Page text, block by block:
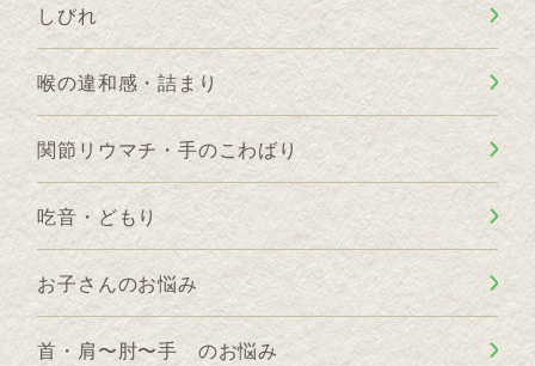
しびれ
喉の違和感・詰まり
関節リウマチ・手のこわばり
吃音・どもり
お子さんのお悩み
首・肩〜肘〜手 のお悩み